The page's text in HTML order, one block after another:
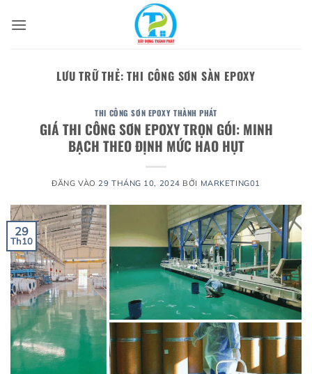
qua
LƯU TRỮ THẺ:THI CÔNG SƠN SÀN EPOXY
THI CÔNG SƠN EPOXY THÀNH PHÁT
GIÁ THI CÔNG SƠN EPOXY TRỌN GÓI: MINH
BẠCH THEO ĐỊNH MỨC HAO HỤT
ĐĂNG VÀO 29 THÁNG 10, 2024 BỞI MARKETING01
29
Th10